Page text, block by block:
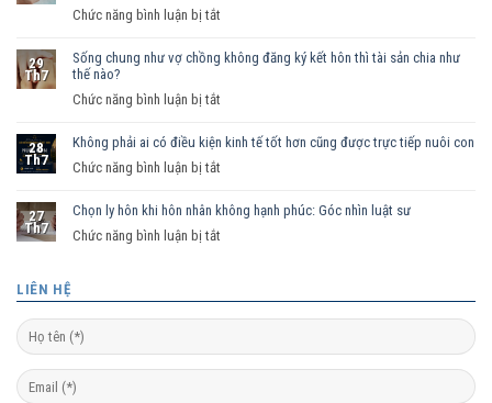
Chức năng bình luận bị tắt
nữ
vợ
trường
pháp
luật
29
Th7
Sống chung như vợ chồng không đăng ký kết hôn thì tài sản chia như
thế nào?
Chức năng bình luận bị tắt
chung
chồng
hôn
28
Th7
Không phải ai có điều kiện kinh tế tốt hơn cũng được trực tiếp nuôi con
Chức năng bình luận bị tắt
phải
kiện
kinh
27
Th7
Chọn ly hôn khi hôn nhân không hạnh phúc: Góc nhìn luật sư
Chức năng bình luận bị tắt
hôn
khi
nhân
LIÊN HỆ